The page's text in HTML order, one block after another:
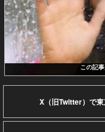
この記
X（旧Twitter）で